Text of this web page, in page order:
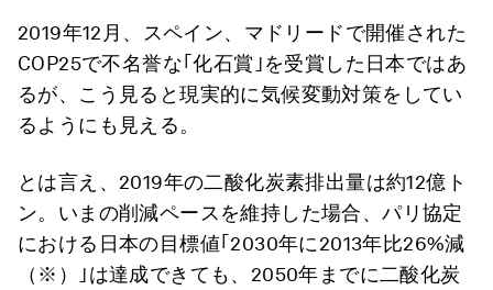
2019年12月、スペイン、マドリードで開催された
COP25で不名誉な｢化石賞｣を受賞した日本ではあ
るが、こう見ると現実的に気候変動対策をしてい
るようにも見える。
とは言え、 2019年の二酸化炭素排出量は約12億ト
ン。 いまの削減ペースを維持した場合、パリ協定
における日本の目標値｢2030年に2013年比26%減
（※）｣は達成できても、2050年までに二酸化炭